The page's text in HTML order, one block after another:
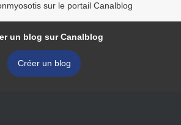
sur le portail Canalblog
un blog sur Canalblog
Créer un blog